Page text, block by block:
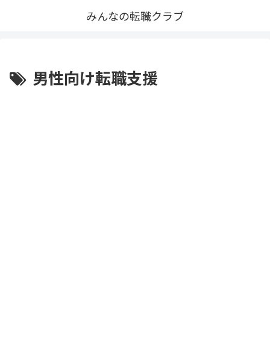
みんなの転職クラブ
男性向け転職支援